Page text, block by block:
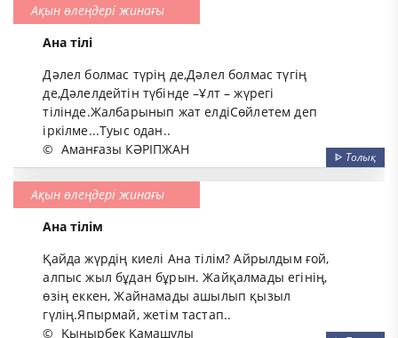
Ақын өлеңдері жинағы
Ана тілі
Дәлел болмас түрің де,Дәлел болмас түгің
де,Дәлелдейтін түбінде –Ұлт – жүрегі
тілінде.Жалбарынып жат елдіСөйлетем деп
іркілме...Туыс одан..
© Аманғазы КӘРІПЖАН ᐈ Толық
Ақын өлеңдері жинағы
Ана тілім
Қайда жүрдің киелі Ана тілім? Айрылдым ғой,
алпыс жыл бұдан бұрын. Жайқалмады егінің,
өзің еккен, Жайнамады ашылып қызыл
гүлің.Япырмай, жетім тастап..
© Қыңырбек Қамашұлы